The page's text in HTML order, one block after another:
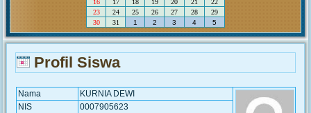
16
17 18 19 20 21
22
23
24 25 26 27 28
29
30
31 1 2 3 4 5
Profil Siswa
Nama
KURNIA DEWI
NIS
0007905623